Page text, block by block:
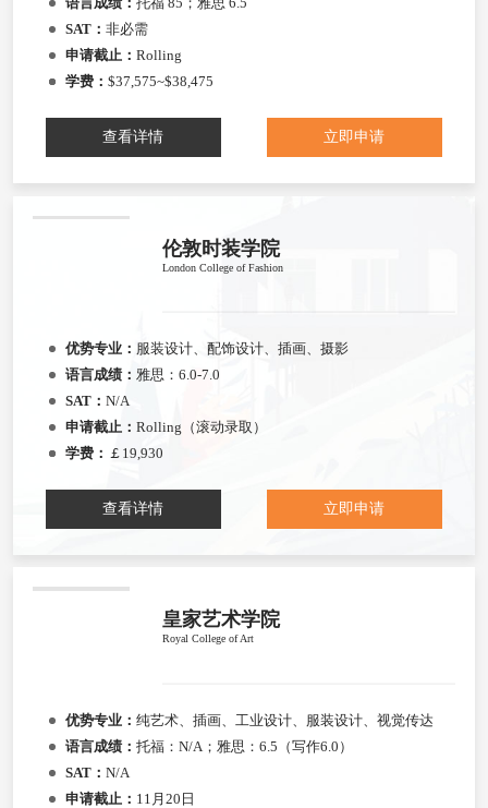
SAT： 非必需
申请截止： Rolling
学费： $37,575~$38,475
查看详情 立即申请
伦敦时装学院
London College of Fashion
优势专业： 服装设计、配饰设计、插画、摄影
语言成绩： 雅思：6.0-7.0
SAT： N/A
申请截止： Rolling（滚动录取）
学费： ￡19,930
查看详情 立即申请
皇家艺术学院
Royal College of Art
优势专业： 纯艺术、插画、工业设计、服装设计、视觉传达
语言成绩： 托福：N/A；雅思：6.5（写作6.0）
SAT： N/A
申请截止： 11月20日